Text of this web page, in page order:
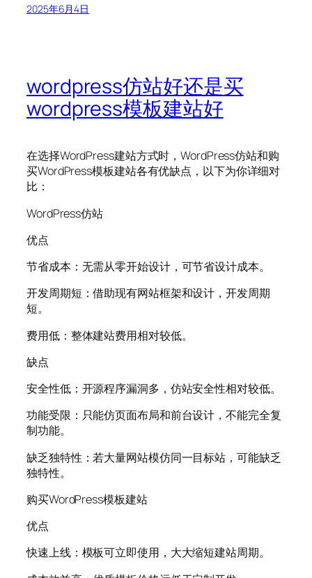
2025年6月4日
wordpress仿站好还是买
wordpress模板建站好
在选择WordPress建站方式时，WordPress仿站和购
买WordPress模板建站各有优缺点，以下为你详细对
比：
WordPress仿站
优点
节省成本：无需从零开始设计，可节省设计成本。
开发周期短：借助现有网站框架和设计，开发周期
短。
费用低：整体建站费用相对较低。
缺点
安全性低：开源程序漏洞多，仿站安全性相对较低。
功能受限：只能仿页面布局和前台设计，不能完全复
制功能。
缺乏独特性：若大量网站模仿同一目标站，可能缺乏
独特性。
购买WordPress模板建站
优点
快速上线：模板可立即使用，大大缩短建站周期。